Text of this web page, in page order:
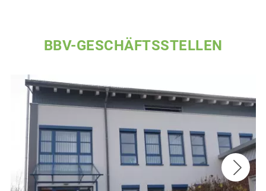
BBV-GESCHÄFTSSTELLEN